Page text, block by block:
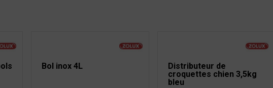
Bol inox 4L
Distributeur de
croquettes chien 3,5kg
bleu